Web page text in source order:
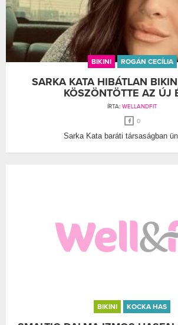
BIKINI ROGÁN CECÍLIA
SARKA KATA HIBÁTLAN
KÖSZÖNTÖTTE AZ ÚJ
ÍRTA: WELLANDFIT
0
Sarka Kata baráti társaságban
BIKINI KOCKA HAS